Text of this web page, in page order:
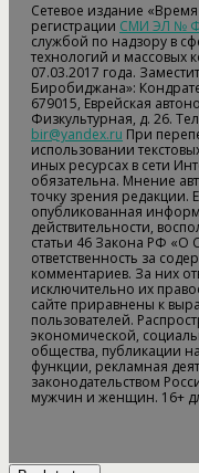
Сетевое издание
регистрации СМИ ЭЛ №
службой по надзору в
технологий и массовых
07.03.2017 года.
Биробиджана»:
679015, Еврейская
Физкультурная, д. 26.
bir@yandex.ru При
использовании
иных ресурсах в сети
обязательна. Мнение
точку зрения
опубликованная
действительности,
статьи 46 Закона РФ «О
ответственность за
комментариев. За них
исключительно их
сайте приравнены к
пользователей.
экономической,
общества, публикации
функции, рекламная
законодательством
мужчин и женщин. 16+